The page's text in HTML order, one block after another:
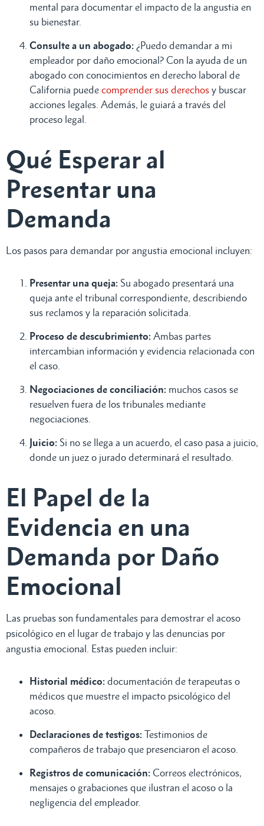
mental para documentar el impacto de la angustia en
su bienestar.
Consulte a un abogado: ¿Puedo demandar a mi
empleador por daño emocional? Con la ayuda de un
abogado con conocimientos en derecho laboral de
California puede comprender sus derechos y buscar
acciones legales. Además, le guiará a través del
proceso legal.
Qué Esperar al
Presentar una
Demanda
Los pasos para demandar por angustia emocional incluyen:
Presentar una queja: Su abogado presentará una
queja ante el tribunal correspondiente, describiendo
sus reclamos y la reparación solicitada.
Proceso de descubrimiento: Ambas partes
intercambian información y evidencia relacionada con
el caso.
Negociaciones de conciliación: muchos casos se
resuelven fuera de los tribunales mediante
negociaciones.
Juicio: Si no se llega a un acuerdo, el caso pasa a juicio,
donde un juez o jurado determinará el resultado.
El Papel de la
Evidencia en una
Demanda por Daño
Emocional
Las pruebas son fundamentales para demostrar el acoso
psicológico en el lugar de trabajo y las denuncias por
angustia emocional. Estas pueden incluir:
Historial médico: documentación de terapeutas o
médicos que muestre el impacto psicológico del
acoso.
Declaraciones de testigos: Testimonios de
compañeros de trabajo que presenciaron el acoso.
Registros de comunicación: Correos electrónicos,
mensajes o grabaciones que ilustran el acoso o la
negligencia del empleador.